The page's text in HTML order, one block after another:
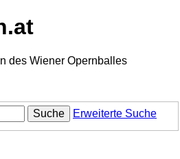
des Wiener Opernballes
Suche Erweiterte Suche